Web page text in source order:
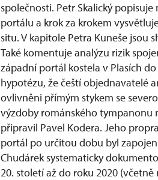
společnosti. Petr Skalický
portálu a krok za krokem
situ. V kapitole Petra Kuneše
Také komentuje analýzu rizik
západní portál kostela v Plasích
hypotézu, že čeští objednavatelé
ovlivněni přímým stykem se
výzdoby románského tympanonu
připravil Pavel Kodera. Jeho
portál po určitou dobu byl
Chudárek systematicky
20. století až do roku 2020